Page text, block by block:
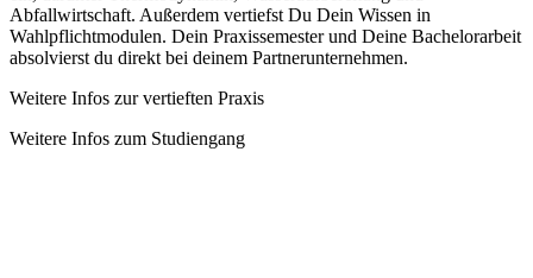
Abfallwirtschaft. Außerdem vertiefst Du Dein Wissen in
Wahlpflichtmodulen. Dein Praxissemester und Deine Bachelorarbeit
absolvierst du direkt bei deinem Partnerunternehmen.
Weitere Infos zur vertieften Praxis
Weitere Infos zum Studiengang